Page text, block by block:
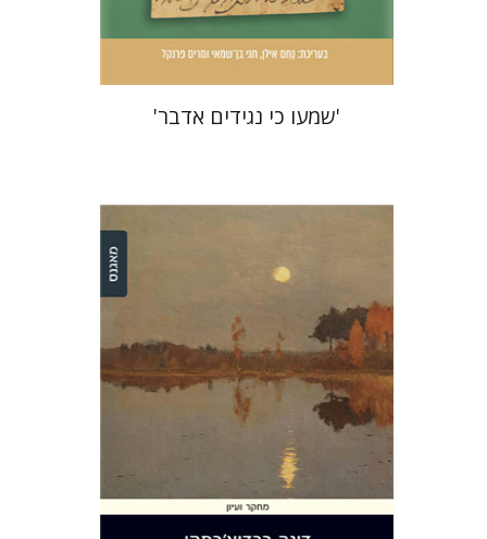
$57
$51
'שמעו כי נגידים אדבר'
דינה ברדיצ'בסקי